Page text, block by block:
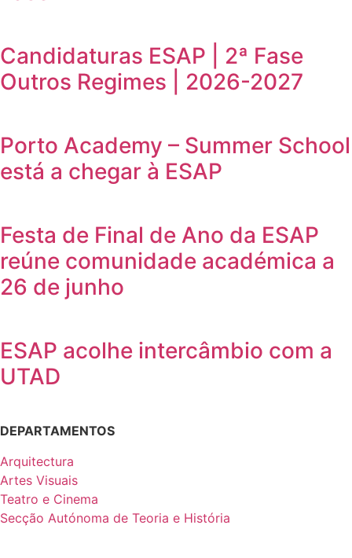
Candidaturas ESAP | 2ª Fase
Outros Regimes | 2026-2027
Porto Academy – Summer School
está a chegar à ESAP
Festa de Final de Ano da ESAP
reúne comunidade académica a
26 de junho
ESAP acolhe intercâmbio com a
UTAD
DEPARTAMENTOS
Arquitectura
Artes Visuais
Teatro e Cinema
Secção Autónoma de Teoria e História